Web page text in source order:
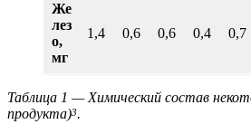
Же
лез
о,
мг
1,4 0,6 0,6 0,4 0,7
Таблица 1 — Химический состав
продукта)3.